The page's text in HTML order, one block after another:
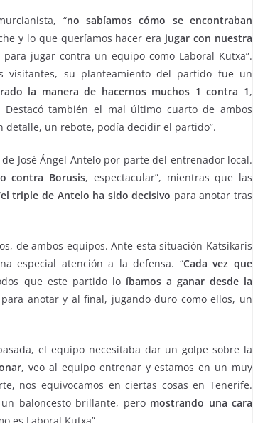
“no sabíamos cómo se encontraban
y lo que queríamos hacer era jugar con nuestra
jugar contra un equipo como Laboral Kutxa”.
visitantes, su planteamiento del partido fue un
la manera de hacernos muchos 1 contra 1,
también el mal último cuarto de ambos
un rebote, podía decidir el partido”.
de José Ángel Antelo por parte del entrenador local.
contra Borusis, espectacular”, mientras que las
el triple de Antelo ha sido decisivo para anotar tras
de ambos equipos. Ante esta situación Katsikaris
especial atención a la defensa. “Cada vez que
que este partido lo íbamos a ganar desde la
anotar y al final, jugando duro como ellos, un
el equipo necesitaba dar un golpe sobre la
, veo al equipo entrenar y estamos en un muy
nos equivocamos en ciertas cosas en Tenerife.
baloncesto brillante, pero mostrando una cara